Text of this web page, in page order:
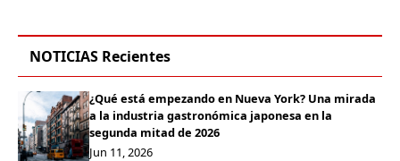
NOTICIAS Recientes
¿Qué está empezando en Nueva York? Una mirada
a la industria gastronómica japonesa en la
segunda mitad de 2026
Jun 11, 2026